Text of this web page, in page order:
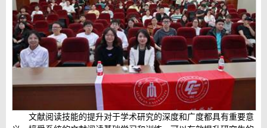
文献阅读技能的提升对于学术研究的深度和广度都具有重要意